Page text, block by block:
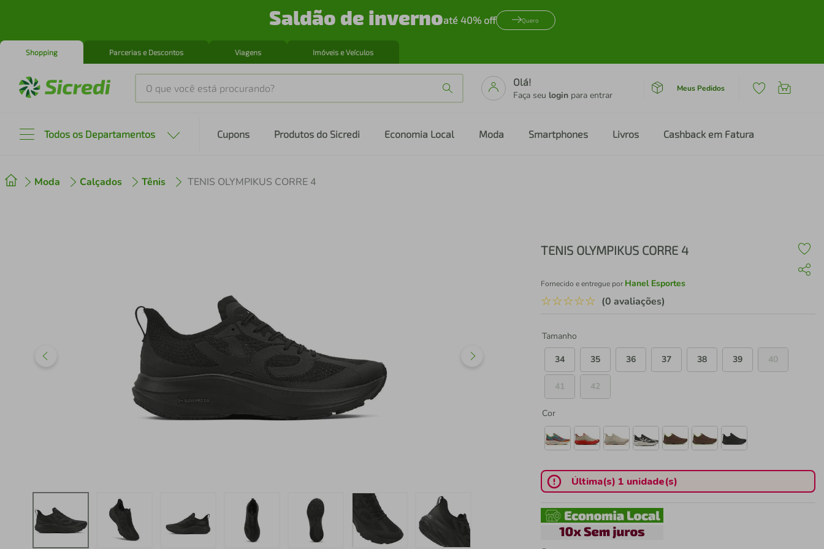
Saldão de invernoaté 40% off Quero
Shopping Parcerias e Descontos Viagens Imóveis e Veículos
O que você está procurando?
Olá!
Faça seu login para entrar
Meus Pedidos
Todos os Departamentos Cupons Produtos do Sicredi Economia Local Moda Smartphones Livros Cashback em Fatura
Moda Calçados Tênis TENIS OLYMPIKUS CORRE 4
TENIS OLYMPIKUS CORRE 4
Fornecido e entregue por Hanel Esportes
☆☆☆☆☆ (0 avaliações)
Tamanho
34
35 36 37 38 39 40
41 42
Cor
Última(s) 1 unidade(s)
2 cafeteira